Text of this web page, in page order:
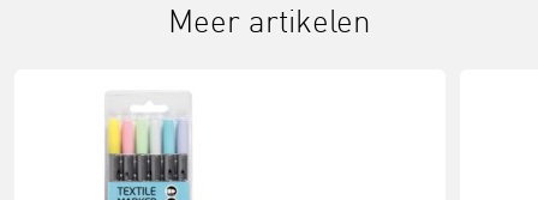
Meer artikelen